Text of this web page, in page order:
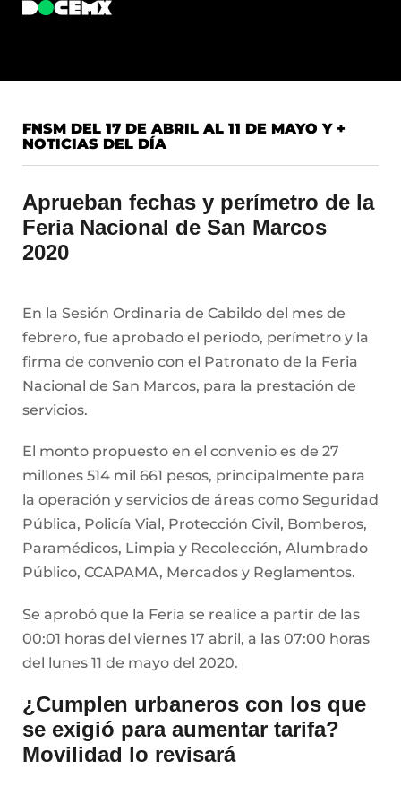
FNSM DEL 17 DE ABRIL AL 11 DE MAYO Y +
NOTICIAS DEL DÍA
Aprueban fechas y perímetro de la
Feria Nacional de San Marcos
2020
En la Sesión Ordinaria de Cabildo del mes de
febrero, fue aprobado el periodo, perímetro y la
firma de convenio con el Patronato de la Feria
Nacional de San Marcos, para la prestación de
servicios.
El monto propuesto en el convenio es de 27
millones 514 mil 661 pesos, principalmente para
la operación y servicios de áreas como Seguridad
Pública, Policía Vial, Protección Civil, Bomberos,
Paramédicos, Limpia y Recolección, Alumbrado
Público, CCAPAMA, Mercados y Reglamentos.
Se aprobó que la Feria se realice a partir de las
00:01 horas del viernes 17 abril, a las 07:00 horas
del lunes 11 de mayo del 2020.
¿Cumplen urbaneros con los que
se exigió para aumentar tarifa?
Movilidad lo revisará